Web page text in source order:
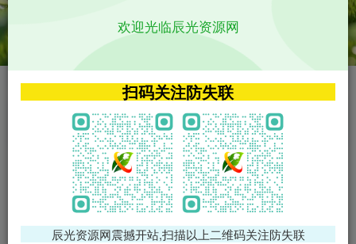
VIP特权介绍 APP源码
VIP特权介绍
火
VIP特权介绍
影视源码
影视源码
免费领支付宝红包
腾讯轻量4核4G3M服务器38元/
欢迎光临辰光资源网
扫码关注防失联
辰光资源网震撼开站,扫描以上二维码关注防失联